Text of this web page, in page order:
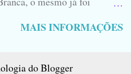
informação que, o acusado,
Com uma Bíblia na mão,
MAIS INFORMAÇÕES
do Blogger